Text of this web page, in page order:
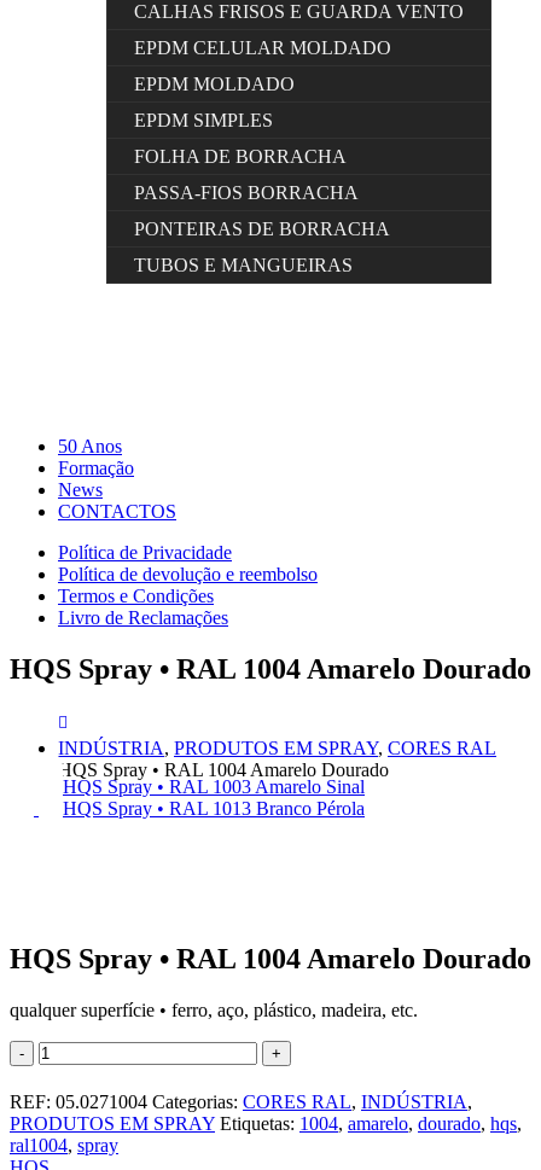
CALHAS FRISOS E GUARDA VENTO
EPDM CELULAR MOLDADO
EPDM MOLDADO
EPDM SIMPLES
FOLHA DE BORRACHA
PASSA-FIOS BORRACHA
PONTEIRAS DE BORRACHA
TUBOS E MANGUEIRAS
50 Anos
Formação
News
CONTACTOS
Política de Privacidade
Política de devolução e reembolso
Termos e Condições
Livro de Reclamações
HQS Spray • RAL 1004 Amarelo Dourado
INDÚSTRIA, PRODUTOS EM SPRAY, CORES RAL
HQS Spray • RAL 1004 Amarelo Dourado
HQS Spray • RAL 1003 Amarelo Sinal
HQS Spray • RAL 1013 Branco Pérola
HQS Spray • RAL 1004 Amarelo Dourado
qualquer superfície • ferro, aço, plástico, madeira, etc.
- +
REF: 05.0271004 Categorias: CORES RAL, INDÚSTRIA,
PRODUTOS EM SPRAY Etiquetas: 1004, amarelo, dourado, hqs,
ral1004, spray